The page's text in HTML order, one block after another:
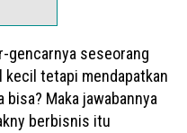
gencarnya seseorang
kecil tetapi mendapatkan
Maka jawabannya
berbisnis itu